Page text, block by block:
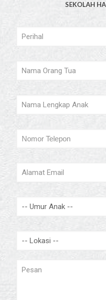
SEKOLAH